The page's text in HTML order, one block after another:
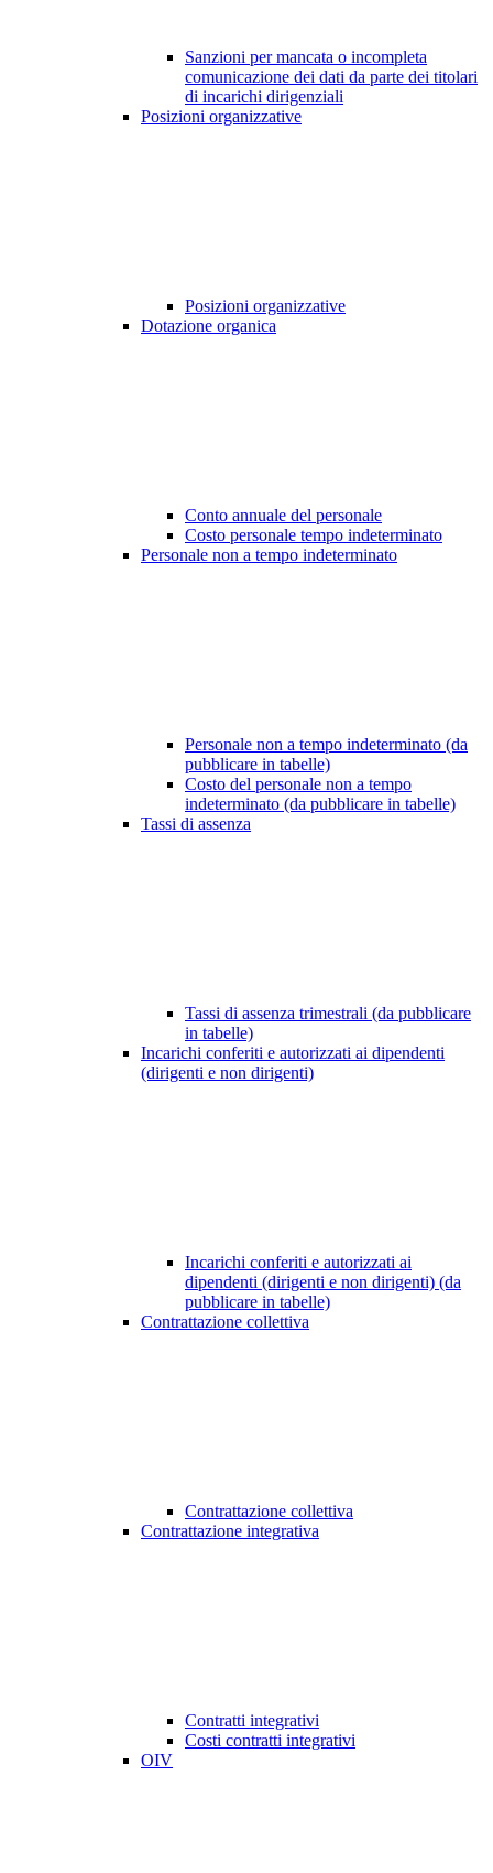
Sanzioni per mancata o incompleta
comunicazione dei dati da parte dei titolari
di incarichi dirigenziali
Posizioni organizzative
Posizioni organizzative
Dotazione organica
Conto annuale del personale
Costo personale tempo indeterminato
Personale non a tempo indeterminato
Personale non a tempo indeterminato (da
pubblicare in tabelle)
Costo del personale non a tempo
indeterminato (da pubblicare in tabelle)
Tassi di assenza
Tassi di assenza trimestrali (da pubblicare
in tabelle)
Incarichi conferiti e autorizzati ai dipendenti
(dirigenti e non dirigenti)
Incarichi conferiti e autorizzati ai
dipendenti (dirigenti e non dirigenti) (da
pubblicare in tabelle)
Contrattazione collettiva
Contrattazione collettiva
Contrattazione integrativa
Contratti integrativi
Costi contratti integrativi
OIV